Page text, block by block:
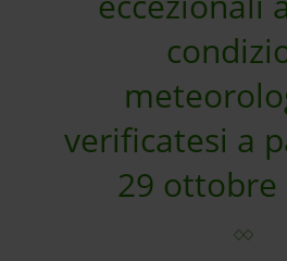
verificatesi a
29 ottobre